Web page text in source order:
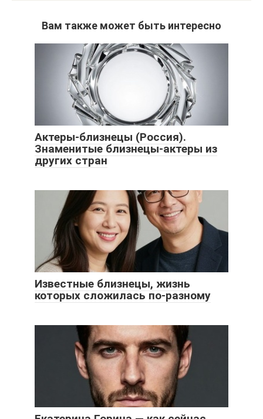
Вам также может быть интересно
Актеры-близнецы (Россия).
Знаменитые близнецы-актеры из
других стран
Известные близнецы, жизнь
которых сложилась по-разному